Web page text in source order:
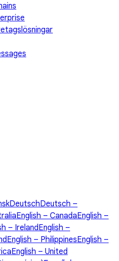
DeutschDeutsch –
English – CanadaEnglish –
– IrelandEnglish –
English – PhilippinesEnglish –
English – United